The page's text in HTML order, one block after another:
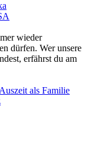
wieder
dürfen. Wer unsere
erfährst du am
als Familie